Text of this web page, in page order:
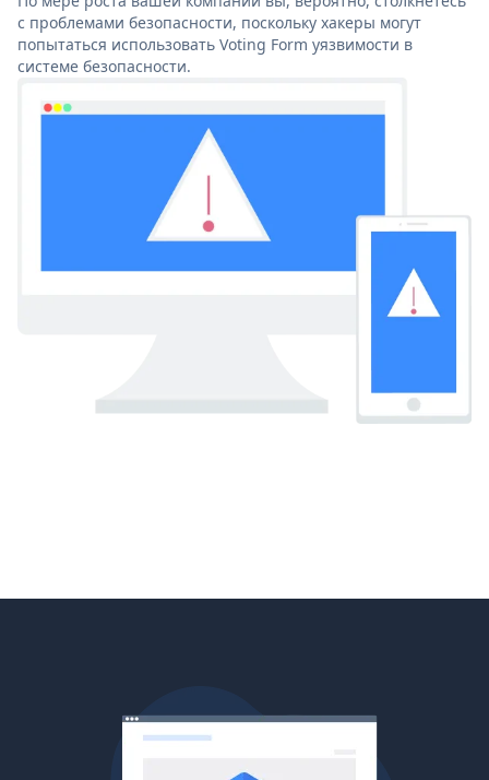
с проблемами безопасности, поскольку хакеры могут
попытаться использовать Voting Form уязвимости в
системе безопасности.